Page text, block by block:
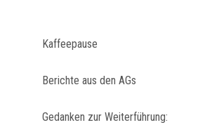
aus den AGs
zur Weiterführung: